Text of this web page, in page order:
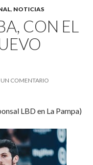
, NOTICIAS
CON EL
UN COMENTARIO
LBD en La Pampa)